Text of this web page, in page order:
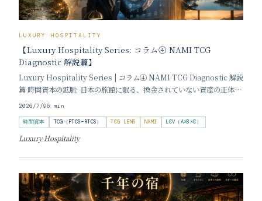
LUXURY HOSPITALITY
【Luxury Hospitality Series: コラム④ NAMI TCG
Diagnostic 解説篇】
Luxury Hospitality Series | コラム④ NAMI TCG Diagnostic 解説
篇 時間資本の鉱脈 ―― 日本の旅館に眠る、換金されていない資産の正体
Time Capital Mine: The Unmined Wealth Sleeping Inside
Japan
2026/7/96 min
時間資本 TCG（PTCS−RTCS） TCG LENS NAMI LCV（A×B×C）
Luxury Hospitality